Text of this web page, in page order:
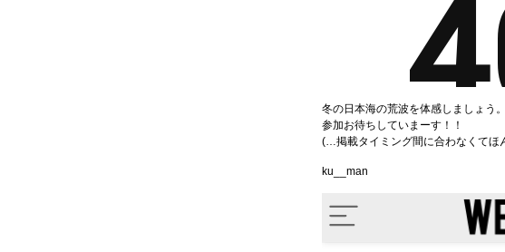
冬の日本海の荒波を体感しましょう。
参加お待ちしていまーす！！
(…掲載タイミング間に合わなくて
ku__man